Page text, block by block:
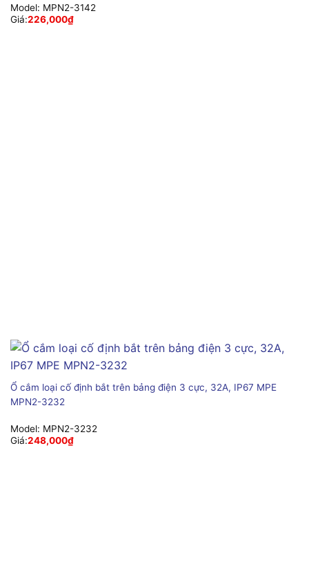
Model: MPN2-3142
Giá:226,000₫
Ổ cắm loại cố định bắt trên bảng điện 3 cực, 32A, IP67 MPE
MPN2-3232
Model: MPN2-3232
Giá:248,000₫